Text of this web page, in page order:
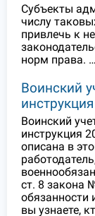
Субъекты
числу
привлечь к
норм права. …
Воинский
Воинский
инструкция
описана в
ст. 8 закона
обязанности
вы узнаете,